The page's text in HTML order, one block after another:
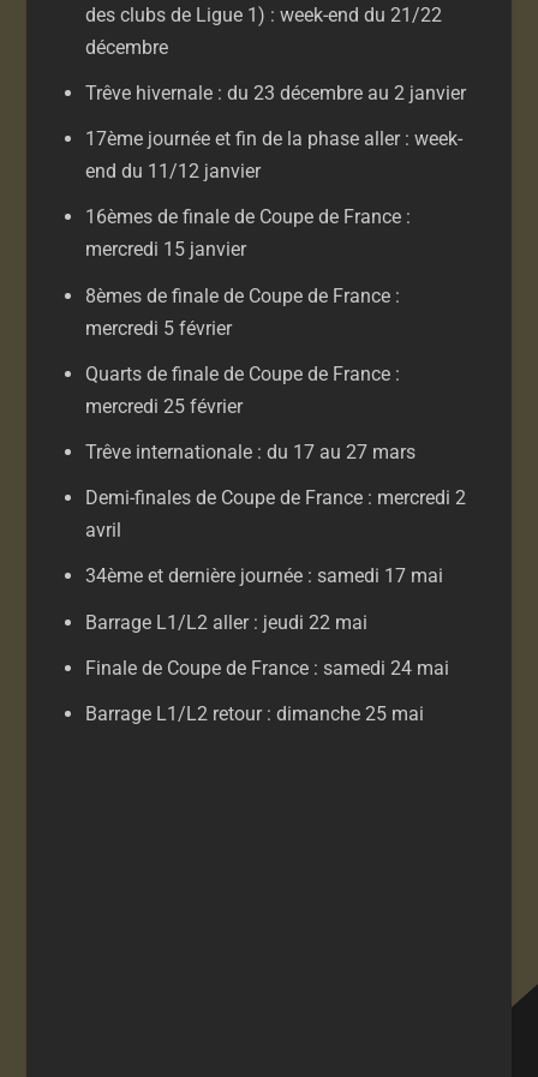
des clubs de Ligue 1) : week-end du 21/22
décembre
Trêve hivernale : du 23 décembre au 2 janvier
17ème journée et fin de la phase aller : week-
end du 11/12 janvier
16èmes de finale de Coupe de France :
mercredi 15 janvier
8èmes de finale de Coupe de France :
mercredi 5 février
Quarts de finale de Coupe de France :
mercredi 25 février
Trêve internationale : du 17 au 27 mars
Demi-finales de Coupe de France : mercredi 2
avril
34ème et dernière journée : samedi 17 mai
Barrage L1/L2 aller : jeudi 22 mai
Finale de Coupe de France : samedi 24 mai
Barrage L1/L2 retour : dimanche 25 mai